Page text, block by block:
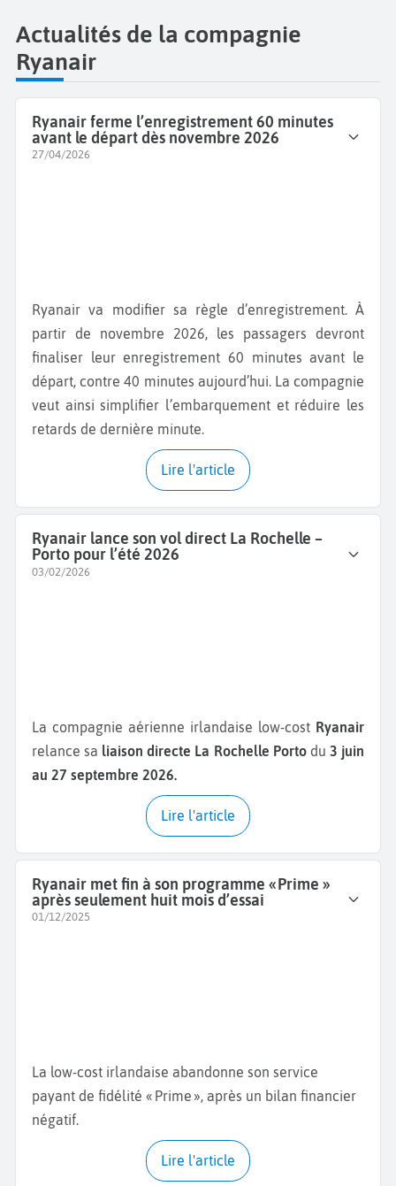
Actualités de la compagnie
Ryanair
Ryanair ferme l’enregistrement 60 minutes
avant le départ dès novembre 2026
27/04/2026
Ryanair va modifier sa règle d’enregistrement. À
partir de novembre 2026, les passagers devront
finaliser leur enregistrement 60 minutes avant le
départ, contre 40 minutes aujourd’hui. La compagnie
veut ainsi simplifier l’embarquement et réduire les
retards de dernière minute.
Lire l'article
Ryanair lance son vol direct La Rochelle –
Porto pour l’été 2026
03/02/2026
La compagnie aérienne irlandaise low-cost Ryanair
relance sa liaison directe La Rochelle Portodu 3 juin
au 27 septembre 2026.
Lire l'article
Ryanair met fin à son programme « Prime »
après seulement huit mois d’essai
01/12/2025
La low-cost irlandaise abandonne son service
payant de fidélité « Prime », après un bilan financier
négatif.
Lire l'article